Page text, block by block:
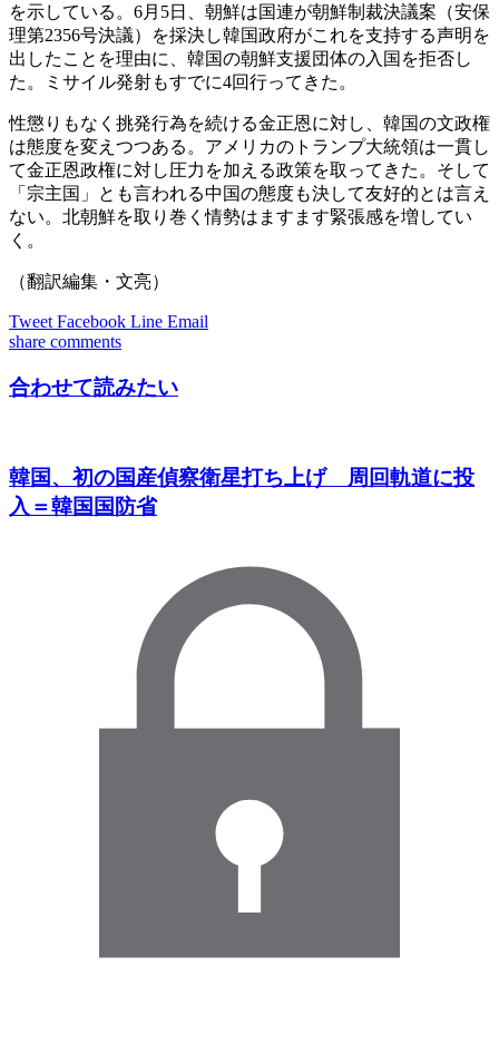
を示している。6月5日、朝鮮は国連が朝鮮制裁決議案（安保
理第2356号決議）を採決し韓国政府がこれを支持する声明を
出したことを理由に、韓国の朝鮮支援団体の入国を拒否し
た。ミサイル発射もすでに4回行ってきた。
性懲りもなく挑発行為を続ける金正恩に対し、韓国の文政権
は態度を変えつつある。アメリカのトランプ大統領は一貫し
て金正恩政権に対し圧力を加える政策を取ってきた。そして
「宗主国」とも言われる中国の態度も決して友好的とは言え
ない。北朝鮮を取り巻く情勢はますます緊張感を増してい
く。
（翻訳編集・文亮）
Tweet Facebook Line Email
share comments
合わせて読みたい
韓国、初の国産偵察衛星打ち上げ 周回軌道に投
入＝韓国国防省